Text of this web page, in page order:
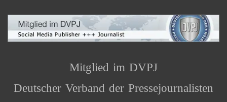
Mitglied im DVPJ
Deutscher Verband der Pressejournalisten